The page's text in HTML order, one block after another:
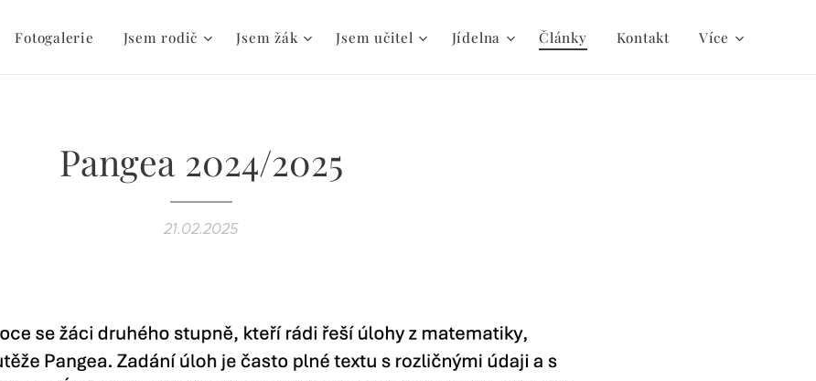
Fotogalerie Jsem rodič Jsem žák Jsem učitel Jídelna Články Kontakt Více
Pangea 2024/2025
21.02.2025